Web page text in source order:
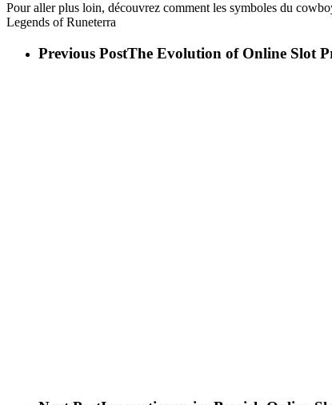
Pour aller plus loin, découvrez comment les symboles du
Legends of Runeterra
Previous PostThe Evolution of Online Slot